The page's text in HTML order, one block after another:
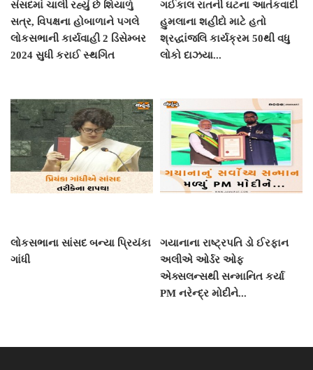
સંસદમાં ચાલી રહ્યું છે શિયાળું
સત્ર, વિપક્ષના હોબાળાને પગલે
લોકસભાની કાર્યવાહી 2 ડિસેમ્બર
2024 સુધી કરાઈ સ્થગિત
ગઈકાલ રાતની ઘટના આતંકવાદી
હુમલાના શહીદો માટે હતો
શ્રદ્ધાંજલિ કાર્યક્રમ 50થી વધુ
લોકો દાઝયા...
લોકસભાના સાંસદ બન્યા પ્રિયંકા
ગાંધી
ગયાનાના રાષ્ટ્રપતિ ડો ઈરફાન
અલીએ ઓર્ડર ઓફ
એક્સલન્સથી સન્માનિત કર્યા
PM નરેન્દ્ર મોદીને...